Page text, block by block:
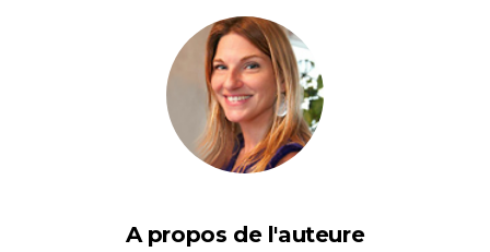
A propos de l'auteure